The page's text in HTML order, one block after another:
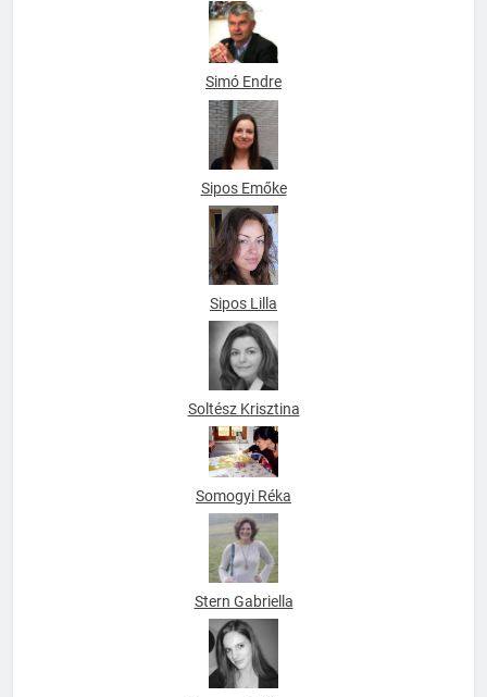
Simó Endre
Sipos Emőke
Sipos Lilla
Soltész Krisztina
Somogyi Réka
Stern Gabriella